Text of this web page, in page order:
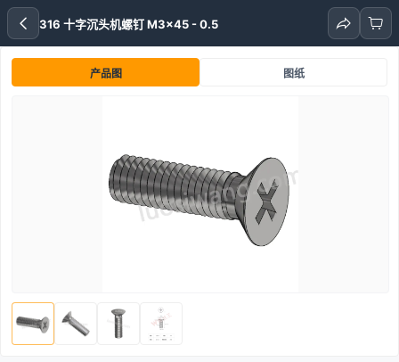
316 十字沉头机螺钉 M3x45 - 0.5
产品图 图纸